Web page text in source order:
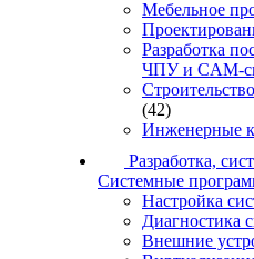
Мебельное
Разработка
ЧПУ и CAM-
(42)
Инженерные
Разработка,
Системные
Настройка
Диагностика
Внешние